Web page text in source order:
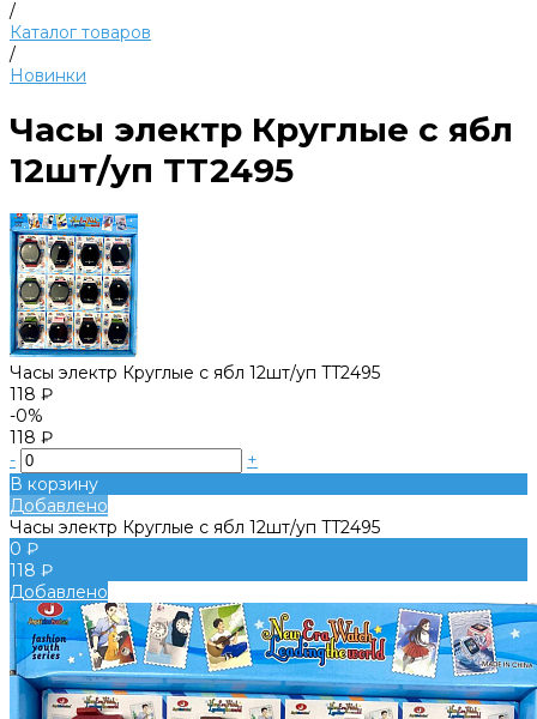
/
Каталог товаров
/
Новинки
Часы электр Круглые с ябл
12шт/уп TT2495
Часы электр Круглые с ябл 12шт/уп TT2495
118 ₽
-0%
118 ₽
-
+
В корзину
Добавлено
Часы электр Круглые с ябл 12шт/уп TT2495
0 ₽
118 ₽
Добавлено